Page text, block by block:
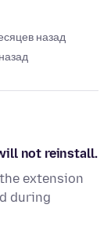
назад
not reinstall.
extension
during